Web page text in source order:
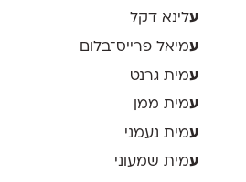
עלינא דקל
עמיאל פרייס־בלום
עמית גרנט
עמית ממן
עמית נעמני
עמית שמעוני